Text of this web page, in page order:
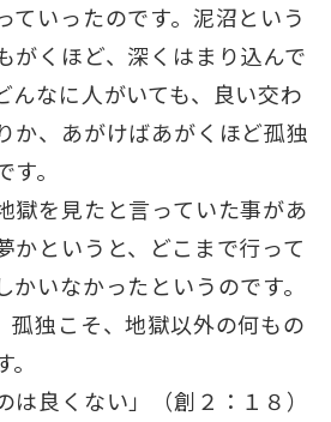
ていったのです。泥沼という
がくほど、深くはまり込んで
んなに人がいても、良い交わ
か、あがけばあがくほど孤独
。
獄を見たと言っていた事があ
かというと、どこまで行って
いなかったというのです。
孤独こそ、地獄以外の何もの
は良くない」（創２：１８）